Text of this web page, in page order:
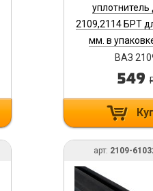
уплотнитель
2109,2114 БРТ
мм. в
ВАЗ
549
арт: 2109-